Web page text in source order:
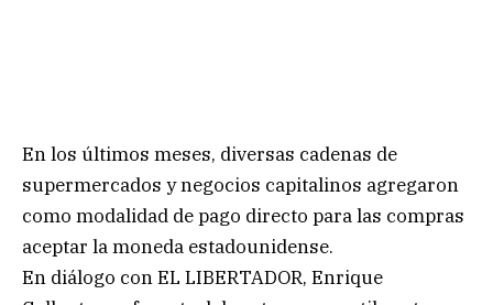
En los últimos meses, diversas cadenas de
supermercados y negocios capitalinos agregaron
como modalidad de pago directo para las compras
aceptar la moneda estadounidense.
En diálogo con EL LIBERTADOR, Enrique